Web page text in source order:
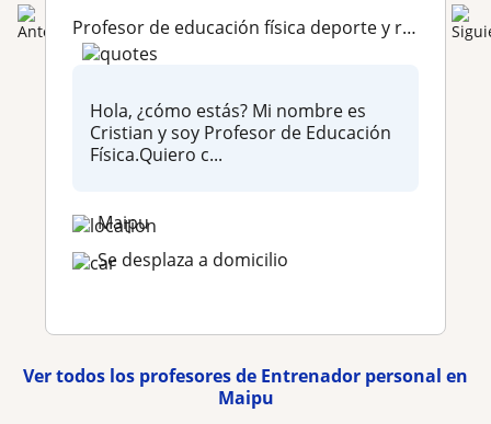
Profesor de educación física deporte y recreación para enseñanza básica y media
Hola, ¿cómo estás? Mi nombre es
Cristian y soy Profesor de Educación
Física.Quiero c...
Maipu
Se desplaza a domicilio
Ver todos los profesores de Entrenador personal en
Maipu